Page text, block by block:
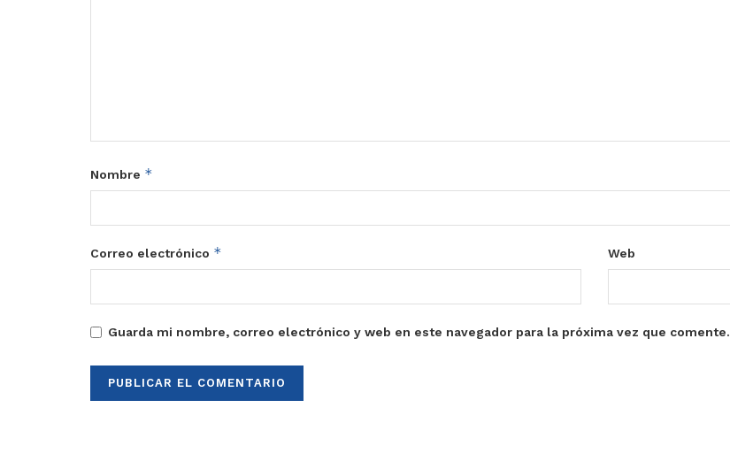
Nombre *
Correo electrónico * Web
Guarda mi nombre, correo electrónico y web en este navegador para la próxima vez que comente.